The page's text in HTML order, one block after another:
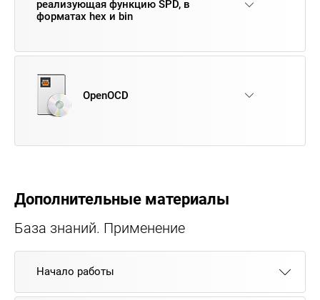
реализующая функцию SPD, в
форматах hex и bin
OpenOCD
Дополнительные материалы
База знаний. Применение
Начало работы